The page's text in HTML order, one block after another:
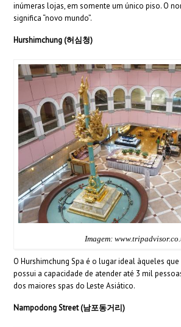
inúmeras lojas, em somente um único piso. O
significa “novo mundo”.
Hurshimchung (허심청)
Imagem:
O Hurshimchung Spa é o lugar ideal àqueles
possui a capacidade de atender até 3 mil
dos maiores spas do Leste Asiático.
Nampodong Street (남포동거리)